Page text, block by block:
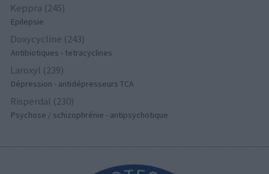
Keppra (245)
Epilepsie
Doxycycline (243)
Antibiotiques - tetracyclines
Laroxyl (239)
Dépression - antidépresseurs TCA
Risperdal (230)
Psychose / schizophrénie - antipsychotique